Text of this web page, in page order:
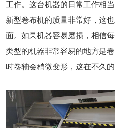
工作。这台机器的日常工作相
新型卷布机的质量非常好，这
面。如果机器容易磨损，相信
类型的机器非常容易的地方是
时卷轴会稍微变形，这在不久